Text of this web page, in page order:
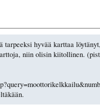
hyvää karttaa
niin olisin kiitollinen.